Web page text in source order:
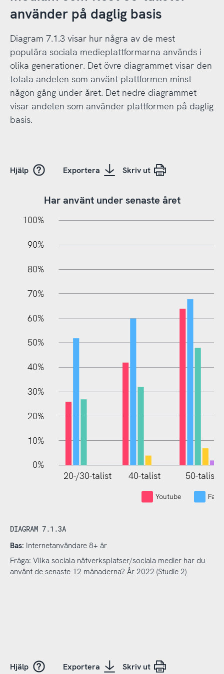
använder på daglig basis
Diagram 7.1.3 visar hur några av de mest
populära sociala medieplattformarna används i
olika generationer. Det övre diagrammet visar den
totala andelen som använt plattformen minst
någon gång under året. Det nedre diagrammet
visar andelen som använder plattformen på daglig
basis.
Hjälp Exportera Skriv ut
Har använt under senaste året
L
100%
90%
80%
70%
60%
50%
40%
30%
20%
10%
0%
20-/30-talist 40-talist 50-talist
Youtube
DIAGRAM 7.1.3A
Bas: Internetanvändare 8+ år
Fråga: Vilka sociala nätverksplatser/sociala medier har du
använt de senaste 12 månaderna? År 2022 (Studie 2)
Hjälp Exportera Skriv ut